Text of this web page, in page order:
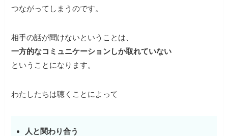
つながってしまうのです。
相手の話が聞けないということは、
一方的なコミュニケーションしか取れていない
ということになります。
わたしたちは聴くことによって
人と関わり合う